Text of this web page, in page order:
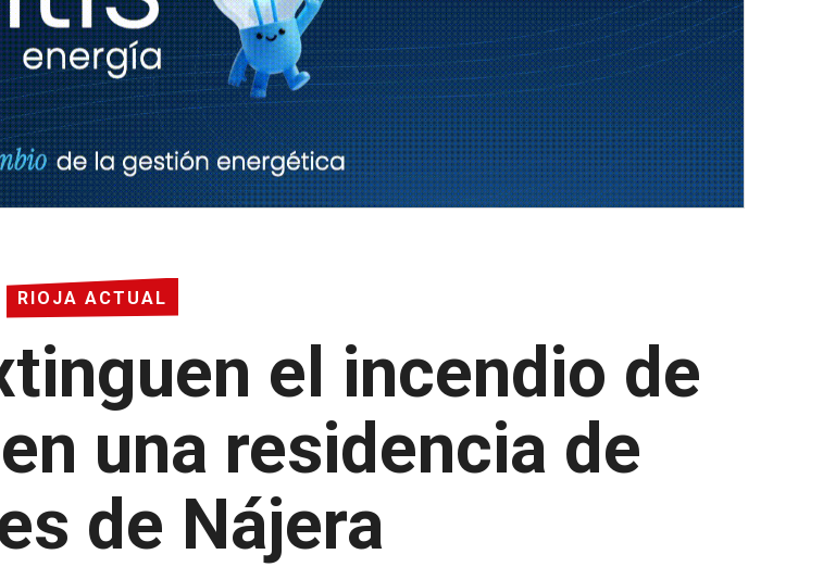
RIOJA ACTUAL
el incendio de
una residencia de
de Nájera